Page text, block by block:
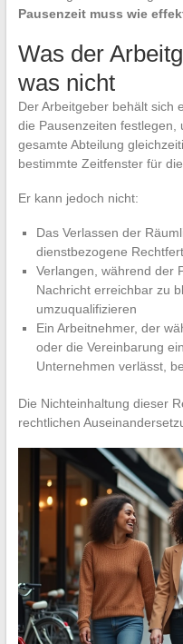
Pausenzeit muss wie
Was der
was nicht
Der Arbeitgeber behält sich
die Pausenzeiten festlegen,
gesamte Abteilung
bestimmte Zeitfenster für
Er kann jedoch nicht:
Das Verlassen der
dienstbezogene
Verlangen, während der
Nachricht erreichbar zu
umzuqualifizieren
Ein Arbeitnehmer, der
oder die Vereinbarung
Unternehmen verlässt,
Die Nichteinhaltung dieser
rechtlichen